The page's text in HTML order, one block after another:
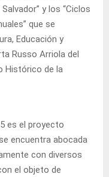
y los “Ciclos
que se
Educación y
Russo Arriola del
Histórico de la
es el proyecto
encuentra abocada
con diversos
el objeto de